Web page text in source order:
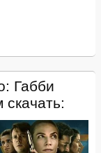
Габби